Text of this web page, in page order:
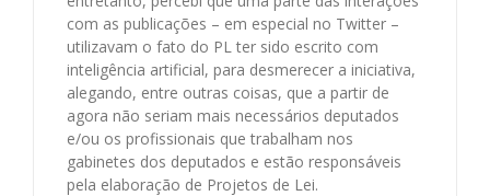
com as publicações – em especial no Twitter –
utilizavam o fato do PL ter sido escrito com
inteligência artificial, para desmerecer a iniciativa,
alegando, entre outras coisas, que a partir de
agora não seriam mais necessários deputados
e/ou os profissionais que trabalham nos
gabinetes dos deputados e estão responsáveis
pela elaboração de Projetos de Lei.